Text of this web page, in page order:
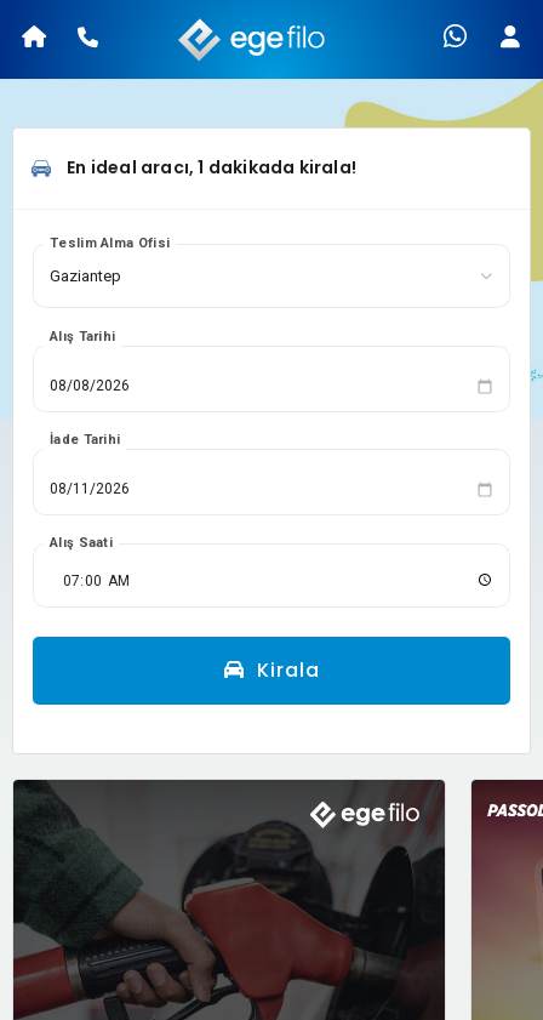
En ideal aracı, 1 dakikada kirala!
Teslim Alma Ofisi
Alış Tarihi
İade Tarihi
Alış Saati
Kirala